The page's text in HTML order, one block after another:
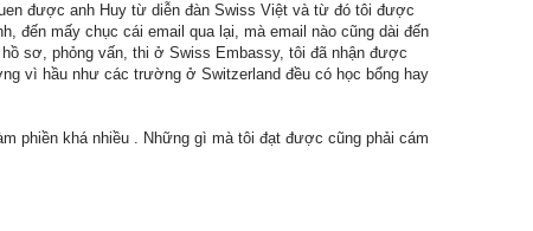
được anh Huy từ diễn đàn Swiss Việt và từ đó tôi được
đến mấy chục cái email qua lại, mà email nào cũng dài đến
sơ, phỏng vấn, thi ở Swiss Embassy, tôi đã nhận được
vì hầu như các trường ở Switzerland đều có học bổng hay
phiền khá nhiều . Những gì mà tôi đạt được cũng phải cám